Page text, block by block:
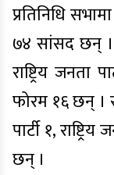
प्रतिनिधि
७४ सांसद छन्
राष्ट्रिय
फोरम १६ छन् ।
पार्टी १,
छन् ।